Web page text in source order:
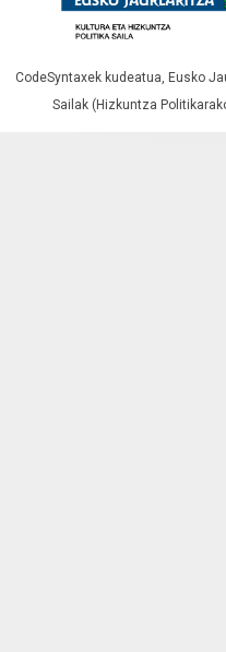
CodeSyntaxek kudeatua, Eusko
Sailak (Hizkuntza